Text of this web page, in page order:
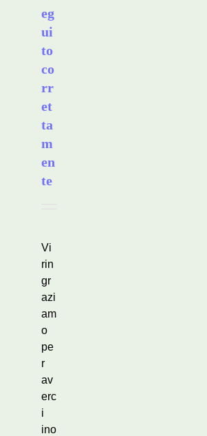
eg
ui
to
co
rr
et
ta
m
en
te
Vi
rin
gr
azi
am
o
pe
r
av
erc
i
ino